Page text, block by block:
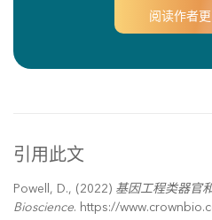
阅读作者
引用此文
Powell, D., (2022) 基因工程类器官
Bioscience. https://